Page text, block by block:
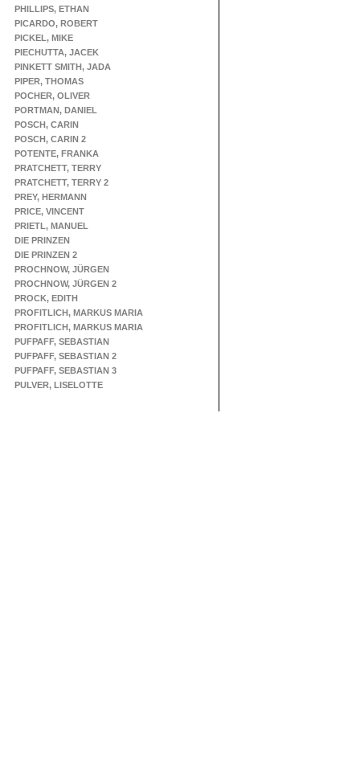
PHILLIPS, ETHAN
PICARDO, ROBERT
PICKEL, MIKE
PIECHUTTA, JACEK
PINKETT SMITH, JADA
PIPER, THOMAS
POCHER, OLIVER
PORTMAN, DANIEL
POSCH, CARIN
POSCH, CARIN 2
POTENTE, FRANKA
PRATCHETT, TERRY
PRATCHETT, TERRY 2
PREY, HERMANN
PRICE, VINCENT
PRIETL, MANUEL
DIE PRINZEN
DIE PRINZEN 2
PROCHNOW, JÜRGEN
PROCHNOW, JÜRGEN 2
PROCK, EDITH
PROFITLICH, MARKUS MARIA
PROFITLICH, MARKUS MARIA
PUFPAFF, SEBASTIAN
PUFPAFF, SEBASTIAN 2
PUFPAFF, SEBASTIAN 3
PULVER, LISELOTTE